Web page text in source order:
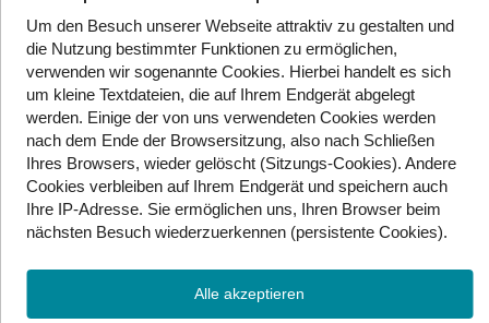
Graz Hauptbahnhof
Linz Hauptbahnhof
Innsbruck Hauptbahnhof
St. Pölten Hauptbahnhof
Bester Bahnhof außerhalb einer
Landeshauptstadt:
Um den Besuch unserer Webseite attraktiv zu gestalten und
die Nutzung bestimmter Funktionen zu ermöglichen,
verwenden wir sogenannte Cookies. Hierbei handelt es sich
um kleine Textdateien, die auf Ihrem Endgerät abgelegt
werden. Einige der von uns verwendeten Cookies werden
nach dem Ende der Browsersitzung, also nach Schließen
Ihres Browsers, wieder gelöscht (Sitzungs-Cookies). Andere
Cookies verbleiben auf Ihrem Endgerät und speichern auch
Ihre IP-Adresse. Sie ermöglichen uns, Ihren Browser beim
nächsten Besuch wiederzuerkennen (persistente Cookies).
Alle akzeptieren